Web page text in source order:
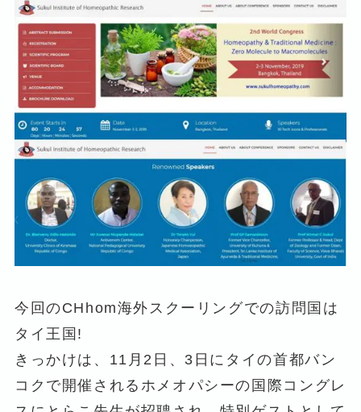
今回のCHhom海外スクーリングでの訪問国は
タイ王国!
きっかけは、11月2日、3日にタイの首都バン
コクで開催されるホメオパシーの国際コングレ